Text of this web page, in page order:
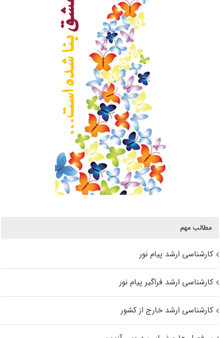
مطالب مهم
کارشناسی ارشد پیام نور
کارشناسی ارشد فراگیر پیام نور
کارشناسی ارشد خارج از کشور